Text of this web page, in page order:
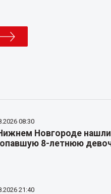
08:30
Новгороде нашли
8-летнюю
21:40